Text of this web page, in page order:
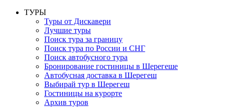
ТУРЫ
Туры от Дискавери
Лучшие туры
Поиск тура за границу
Поиск тура по России и СНГ
Поиск автобусного тура
Бронирование гостиницы в Шерегеше
Автобусная доставка в Шерегеш
Выбирай тур в Шерегеш
Гостиницы на курорте
Архив туров